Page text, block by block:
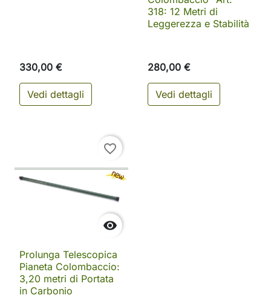
330,00 €
Vedi dettagli
318: 12 Metri di
Leggerezza e Stabilità
280,00 €
Vedi dettagli

favorite_border
Prolunga Telescopica
Pianeta Colombaccio:
3,20 metri di Portata
in Carbonio